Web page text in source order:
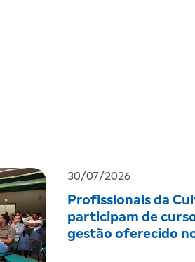
30/07/2026
Profissionais da
participam de
gestão oferecido